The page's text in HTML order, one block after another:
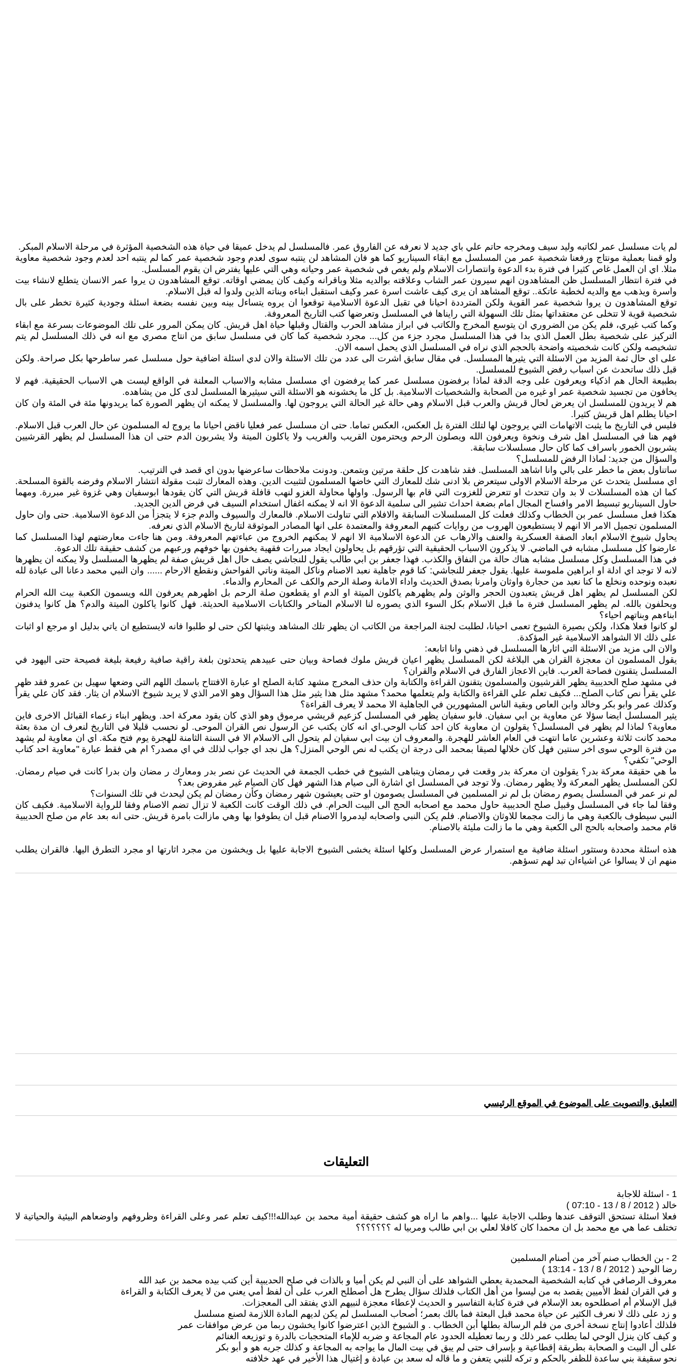
لم يات مسلسل عمر لكاتبه وليد سيف ومخرجه حاتم علي باي جديد لا نعرفه عن الفاروق عمر. فالمسلسل لم يدخل عميقا في حياة هذه الشخصية المؤثرة في مرحلة الاسلام المبكر.
ولو قمنا بعملية مونتاج ورفعنا شخصية عمر من المسلسل مع ابقاء السيناريو كما هو فان المشاهد لن ينتبه سوى لعدم وجود شخصية عمر كما لم ينتبه احد لعدم وجود شخصية معاوية
مثلا. اي ان العمل غاص كثيرا في فترة بدء الدعوة وانتصارات الاسلام ولم يغص في شخصية عمر وحياته وهي التي عليها يفترض ان يقوم المسلسل.
في فترة انتظار المسلسل ظن المشاهدون انهم سيرون عمر الشاب وعلاقته بوالديه مثلا وباقرانه وكيف كان يمضي اوقاته. توقع المشاهدون ن يروا عمر الانسان يتطلع لانشاء بيت
واسرة ويذهب مع والديه لخطبة عاتكة.. توقع المشاهد ان يرى كيف عاشت اسرة عمر وكيف استقبل ابناءه وبناته الذين ولدوا له قبل الاسلام.
توقع المشاهدون ن يروا شخصية عمر القوية ولكن المترددة احيانا في تقبل الدعوة الاسلامية توقعوا ان يروه يتساءل بينه وبين نفسه بضعة اسئلة وجودية كثيرة تخطر على بال
شخصية قوية لا تتخلى عن معتقداتها بمثل تلك السهولة التي رايناها في المسلسل وتعرضها كتب التاريخ المعروفة.
وكما كتب غيري، فلم يكن من الضروري ان يتوسع المخرج والكاتب في ابراز مشاهد الحرب والقتال وقبلها حياة اهل قريش. كان يمكن المرور على تلك الموضوعات بسرعة مع ابقاء
التركيز على شخصية بطل العمل الذي بدا في هذا المسلسل مجرد جزء من كل... مجرد شخصية كما كان في مسلسل سابق من انتاج مصري مع انه في ذلك المسلسل لم يتم
تشخيصه ولكن كانت شخصيته واضحة بالحجم الذي نراه في المسلسل الذي يحمل اسمه الان.
على اي حال ثمة المزيد من الاسئلة التي يثيرها المسلسل. في مقال سابق اشرت الى عدد من تلك الاسئلة والان لدي اسئلة اضافية حول مسلسل عمر ساطرحها بكل صراحة. ولكن
قبل ذلك ساتحدث عن اسباب رفض الشيوخ للمسلسل.
بطبيعة الحال هم اذكياء ويعرفون على وجه الدقة لماذا برفضون مسلسل عمر كما يرفضون اي مسلسل مشابه والاسباب المعلنة في الواقع ليست هي الاسباب الحقيقية. فهم لا
يخافون من تجسيد شخصية عمر او غيره من الصحابة والشخصيات الاسلامية. بل كل ما يخشونه هو الاسئلة التي سيثيرها المسلسل لدى كل من يشاهده.
هم لا يريدون للمسلسل ان يعرض لحال قريش والعرب قبل الاسلام وهي حالة غير الحالة التي يروجون لها. والمسلسل لا يمكنه ان يظهر الصورة كما يريدونها مئة في المئة وان كان
احيانا يظلم اهل قريش كثيرا.
فليس في التاريخ ما يثبت الاتهامات التي يروجون لها لتلك الفترة بل العكس، العكس تماما. حتى ان مسلسل عمر فعليا ناقض احيانا ما يروج له المسلمون عن حال العرب قبل الاسلام.
فهم هنا في المسلسل اهل شرف ونخوة ويعرفون الله ويصلون الرحم ويحترمون القريب والغريب ولا ياكلون الميتة ولا يشربون الدم حتى ان هذا المسلسل لم يظهر القرشيين
يشربون الخمور باسراف كما كان حال مسلسلات سابقة.
والسؤال من جديد: لماذا الرفض للمسلسل؟
ساتناول بعض ما خطر على بالي وانا اشاهد المسلسل. فقد شاهدت كل حلقة مرتين وبتمعن. ودونت ملاحظات ساعرضها بدون اي قصد في الترتيب.
اي مسلسل يتحدث عن مرحلة الاسلام الاولى سيتعرض بلا ادنى شك للمعارك التي خاضها المسلمون لتثبيت الدين. وهذه المعارك تثبت مقولة انتشار الاسلام وفرضه بالقوة المسلحة.
كما ان هذه المسلسلات لا بد وان تتحدث او تتعرض للغزوت التي قام بها الرسول. واولها محاولة الغزو لنهب قافلة قريش التي كان يقودها ابوسفيان وهي غزوة غير مبررة. ومهما
حاول السيناريو تبسيط الامر وافساح المجال امام بضعة احداث تشير الى سلمية الدعوة الا انه لا يمكنه اغفال استخدام السيف في فرض الدين الجديد.
هكذا فعل مسلسل عمر بن الخطاب وكذلك فعلت كل المسلسلات السابقة والافلام التي تناولت الاسلام. فالمعارك والسيوف والدم جزء لا يتجزأ من الدعوة الاسلامية. حتى وان حاول
المسلمون تجميل الامر الا انهم لا يستطيعون الهروب من روايات كتبهم المعروفة والمعتمدة على انها المصادر الموثوقة لتاريخ الاسلام الذي نعرفه.
يحاول شيوخ الاسلام ابعاد الصفة العسكرية والعنف والارهاب عن الدعوة الاسلامية الا انهم لا يمكنهم الخروج من عباءتهم المعروفة. ومن هنا جاءت معارضتهم لهذا المسلسل كما
عارضوا كل مسلسل مشابه في الماضي. لا يذكرون الاسباب الحقيقية التي تؤرقهم بل يحاولون ايجاد مبررات فقهية يخفون بها خوفهم ورعبهم من كشف حقيقة تلك الدعوة.
في هذا المسلسل وكل مسلسل مشابه هناك حالة من النفاق والكذب. فهذا جعفر بن ابي طالب يقول للنجاشي يصف حال اهل قريش صفة لم يظهرها المسلسل ولا يمكنه ان يظهرها
لانه لا توجد اي ادلة او ابراهين ملموسة عليها. يقول جعفر للنجاشي: كنا قوم جاهلية نعبد الاصنام وناكل الميتة وناتي الفواحش ونقطع الارحام ...... وان النبي محمد دعانا الى عبادة لله
نعبده ونوحده ونخلع ما كنا نعبد من حجارة واوثان وامرنا بصدق الحديث واداء الامانة وصلة الرحم والكف عن المحارم والدماء.
لكن المسلسل لم يظهر اهل قريش يتعبدون الحجر والوثن ولم يظهرهم ياكلون الميتة او الدم او يقطعون صلة الرحم بل اظهرهم يعرفون الله ويسمون الكعبة بيت الله الحرام
ويحلفون بالله. لم يظهر المسلسل فترة ما قبل الاسلام بكل السوء الذي يصوره لنا الاسلام المتاخر والكتابات الاسلامية الحديثة. فهل كانوا ياكلون الميتة والدم؟ هل كانوا يدفنون
ابناءهم وبناتهم احياء؟
لو كانوا فعلا هكذا، ولكن بصيرة الشيوخ تعمى احيانا، لطلبت لجنة المراجعة من الكاتب ان يظهر تلك المشاهد ويثبتها لكن حتى لو طلبوا فانه لايستطيع ان ياتي بدليل او مرجع او اثبات
على ذلك الا الشواهد الاسلامية غير المؤكدة.
والان الى مزيد من الاسئلة التي اثارها المسلسل في ذهني وانا اتابعه:
يقول المسلمون ان معجزة القران هي البلاغة لكن المسلسل يظهر اعيان قريش ملوك فصاحة وبيان حتى عبيدهم يتحدثون بلغة راقية صافية رفيعة بليغة فصيحة حتى اليهود في
المسلسل يتقنون فصاحة العرب. فاين الاعجاز الفارق في الاسلام والقران؟
في مشهد صلح الحديبية يظهر القرشيون والمسلمون يتقنون القراءة والكتابة وان حذف المخرج مشهد كتابة الصلح او عبارة الافتتاح باسمك اللهم التي وضعها سهيل بن عمرو فقد ظهر
علي يقرأ نص كتاب الصلح... فكيف تعلم علي القراءة والكتابة ولم يتعلمها محمد؟ مشهد مثل هذا يثير مثل هذا السؤال وهو الامر الذي لا يريد شيوخ الاسلام ان يثار. فقد كان علي يقرأ
وكذلك عمر وابو بكر وخالد وابن العاص وبقية الناس المشهورين في الجاهلية الا محمد لا يعرف القراءة؟
يثير المسلسل ايضا سؤلا عن معاوية بن ابي سفيان. فابو سفيان يظهر في المسلسل كزعيم قريشي مرموق وهو الذي كان يقود معركة احد. ويظهر ابناء زعماء القبائل الاخرى فاين
معاوية؟ لماذا لم يظهر في المسلسل؟ يقولون ان معاوية كان احد كتاب الوحي.اي انه كان يكتب عن الرسول نص القران الموحى. لو نحسب قليلا في التاريخ لنعرف ان مدة بعثة
محمد كانت ثلاثة وعشرين عاما انتهت في العام العاشر للهجرة. والمعروف ان بيت ابي سفيان لم يتحول الى الاسلام الا في السنة الثامنة للهجرة يوم فتح مكة. اي ان معاوية لم يشهد
من فترة الوحي سوى اخر سنتين فهل كان خلالها لصيقا بمحمد الى درجة ان يكتب له نص الوحي المنزل؟ هل نجد اي جواب لذلك في اي مصدر؟ ام هي فقط عبارة "معاوية احد كتاب
الوحي" تكفي؟
ما هي حقيقة معركة بدر؟ يقولون ان معركة بدر وقعت في رمضان ويتباهى الشيوخ في خطب الجمعة في الحديث عن نصر بدر ومعارك ر مضان وان بدرا كانت في صيام رمضان.
لكن المسلسل يظهر المعركة ولا يظهر رمضان. ولا توجد في المسلسل اي اشارة الى صيام هذا الشهر فهل كان الصيام غير مفروض بعد؟
لم نر عمر في المسلسل يصوم رمضان بل لم نر المسلمين في المسلسل يصومون او حتى يعيشون شهر رمضان وكأن رمضان لم يكن ليحدث في تلك السنوات؟
وفقا لما جاء في المسلسل وقبيل صلح الحديبية حاول محمد مع اصحابه الحج الى البيت الحرام. في ذلك الوقت كانت الكعبة لا تزال تضم الاصنام وفقا للرواية الاسلامية. فكيف كان
النبي سيطوف بالكعبة وهي ما زالت مجمعا للاوثان والاصنام. فلم يكن النبي واصحابه ليدمروا الاصنام قبل ان يطوفوا بها وهي مازالت بامرة قريش. حتى انه بعد عام من صلح الحديبية
قام محمد واصحابه بالحج الى الكعبة وهي ما ما زالت مليئة بالاصنام.
هذه اسئلة محددة وستثور اسئلة ضافية مع استمرار عرض المسلسل وكلها اسئلة يخشى الشيوخ الاجابة عليها بل ويخشون من مجرد اثارتها او مجرد التطرق اليها. فالقران يطلب
منهم ان لا يسالوا عن اشياءان تبد لهم تسؤهم.
التعليق والتصويت على الموضوع في الموقع الرئيسي
التعليقات
1 - اسئلة للاجابة
خالد ( 2012 / 8 / 13 - 07:10 )
فعلا اسئلة تستحق التوقف عندها وطلب الاجابة عليها ...واهم ما اراه هو كشف حقيقة أمية محمد بن عبدالله!!!كيف تعلم عمر وعلى القراءة وظروفهم واوضعاهم البيئية والحياتية لا
تختلف عما هي مع محمد بل ان محمدا كان كافلا لعلي بن ابي طالب ومربيا له ؟؟؟؟؟؟؟
2 - بن الخطاب صنم آخر من أصنام المسلمين
رضا الوحيد ( 2012 / 8 / 13 - 13:14 )
معروف الرصافي في كتابه الشخصية المحمدية يعطي الشواهد على أن النبي لم يكن أميا و بالذات في صلح الحديبية أين كتب بيده محمد بن عبد الله
و في القران لفظ الأميين يقصد به من ليسوا من أهل الكتاب فلذلك سؤال يطرح هل أصطلح العرب على أن لفظ أمي يعني من لا يعرف الكتابة و القراءة
قبل الإسلام أم اصطلحوه بعد الإسلام في فترة كتابة التفاسير و الحديث لإعطاء معجزة لنبيهم الذي يفتقد الى المعجزات.
و زد على ذلك لا نعرف الكثير عن حياة محمد قبل البعثة فما بالك بعمر؛ أصحاب المسلسل لم يكن لديهم المادة اللازمة لصنع مسلسل
فلذلك أعادوا إنتاج نسخة أخرى من فلم الرسالة بطلها أبن الخطاب . و الشيوخ الذين اعترضوا كانوا يخشون ربما من عرض موافقات عمر
و كيف كان ينزل الوحي لما يطلب عمر ذلك و ربما تعطيله الحدود عام المجاعة و ضربه للإماء المتحجبات بالدرة و توزيعه الغنائم
على أل البيت و الصحابة بطريقة إقطاعية و بإسراف حتى لم يبق في بيت المال ما يواجه به المجاعة و كذلك جريه هو و أبو بكر
نحو سقيفة بني ساعدة للظفر بالحكم و تركه للنبي يتعفن و ما قاله له سعد بن عبادة و إغتيال هذا الأخير في عهد خلافته